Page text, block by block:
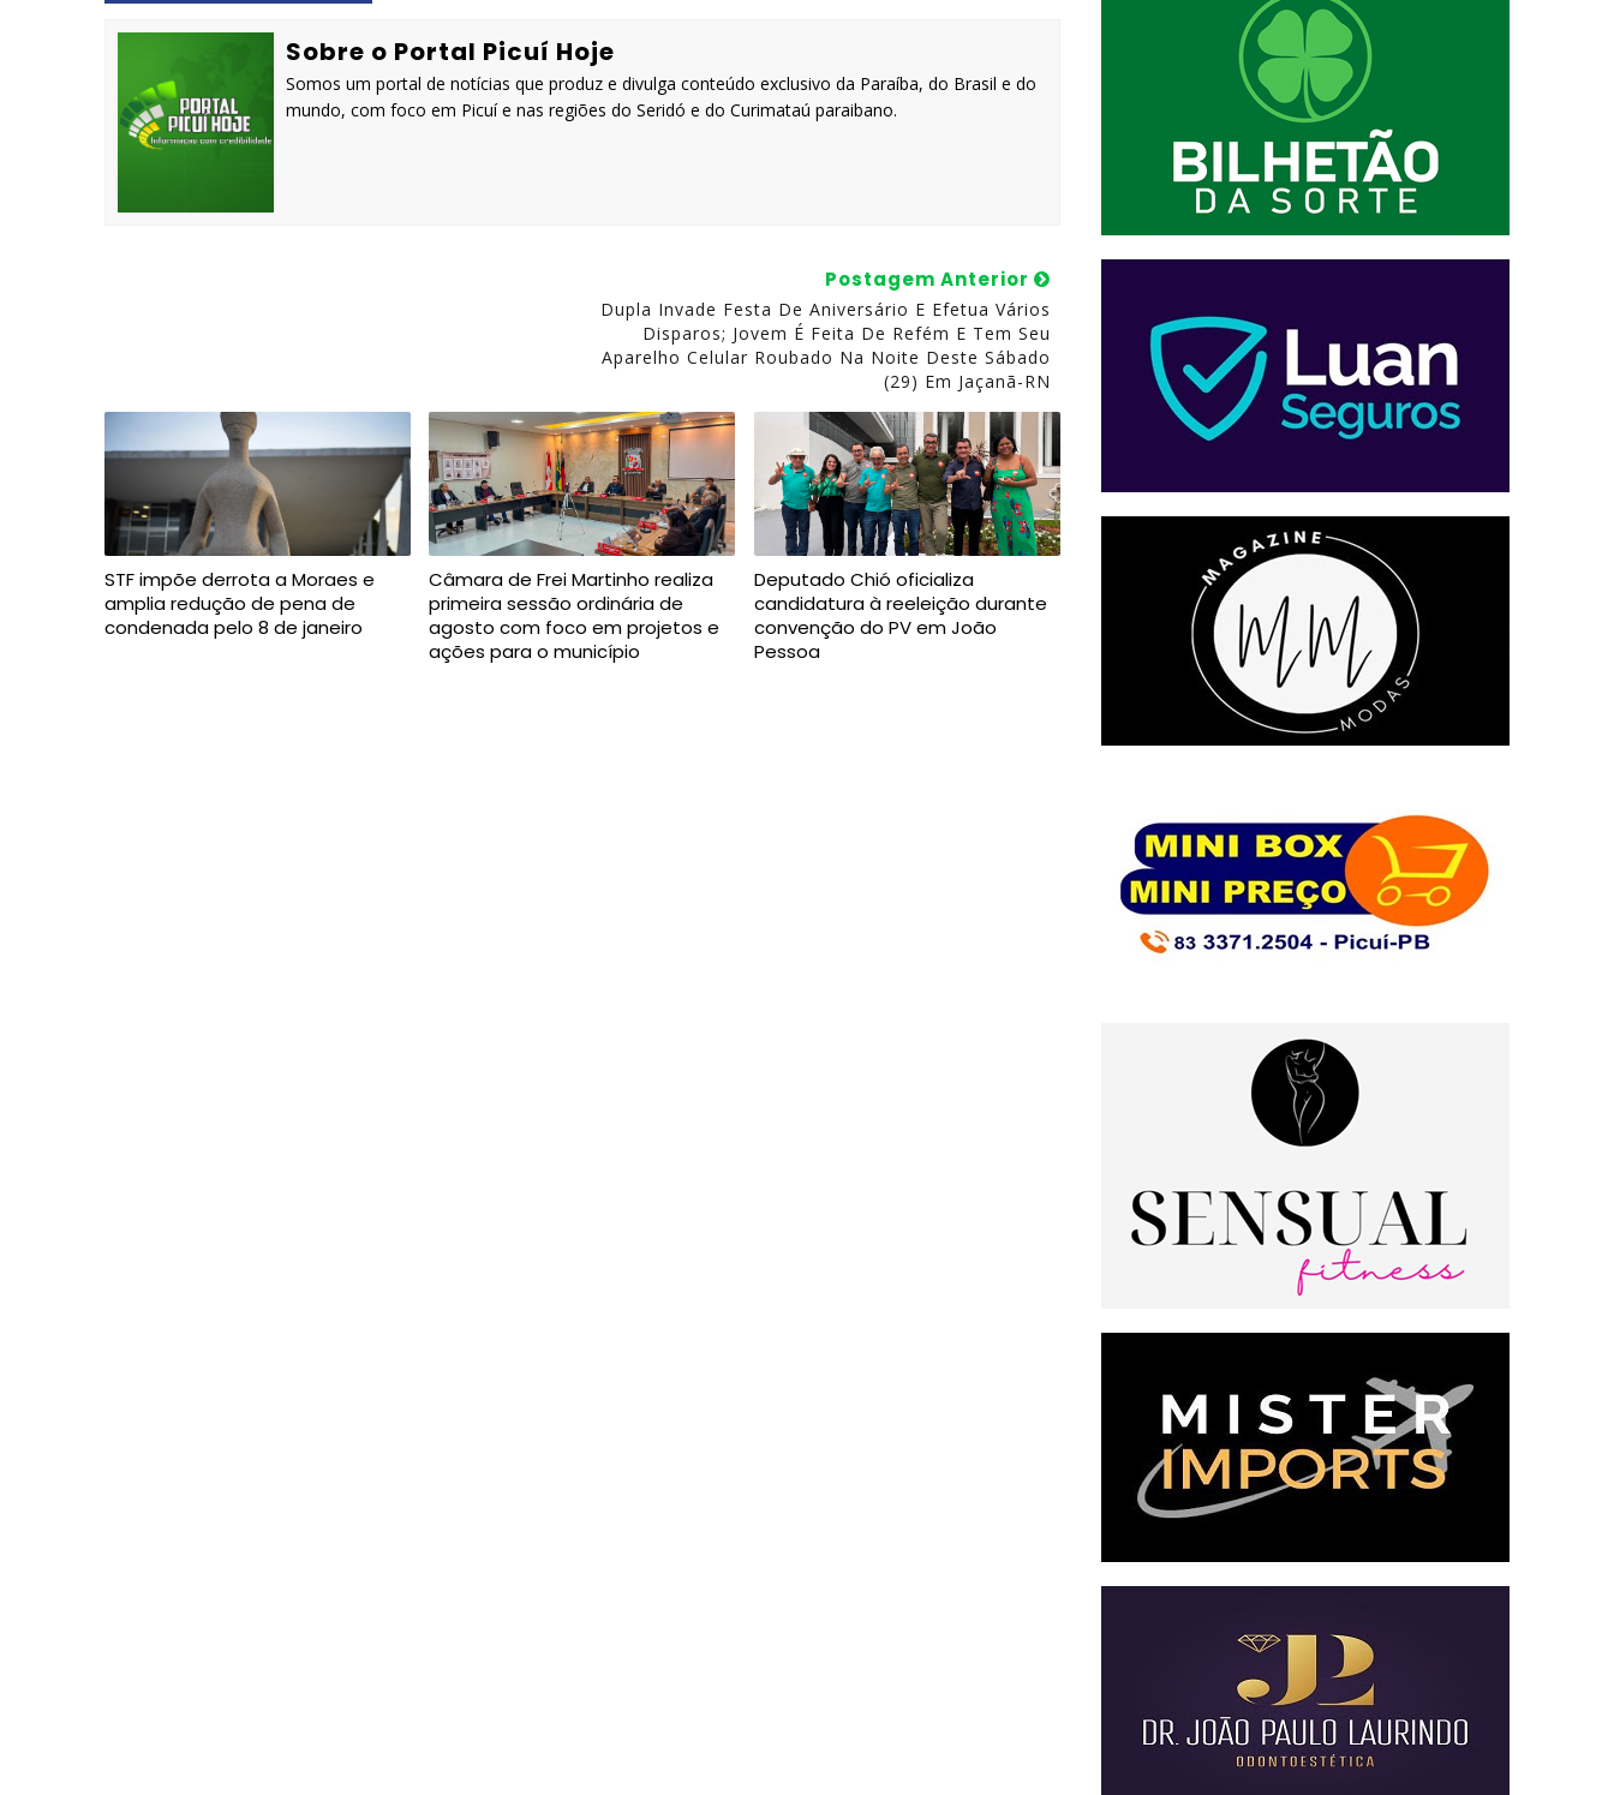
Sobre o Portal Picuí Hoje
Somos um portal de notícias que produz e divulga conteúdo exclusivo da Paraíba, do Brasil e do
mundo, com foco em Picuí e nas regiões do Seridó e do Curimataú paraibano.
Postagem Anterior
Dupla Invade Festa De Aniversário E Efetua Vários
Disparos; Jovem É Feita De Refém E Tem Seu
Aparelho Celular Roubado Na Noite Deste Sábado
(29) Em Jaçanã-RN
STF impõe derrota a Moraes e
amplia redução de pena de
condenada pelo 8 de janeiro
Câmara de Frei Martinho realiza
primeira sessão ordinária de
agosto com foco em projetos e
ações para o município
Deputado Chió oficializa
candidatura à reeleição durante
convenção do PV em João
Pessoa